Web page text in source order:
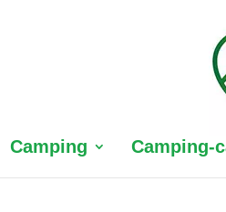
Camping Camping-